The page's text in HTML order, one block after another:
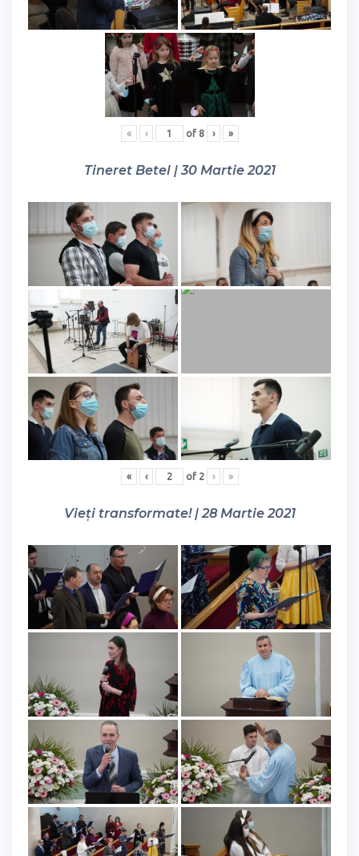
« ‹ of 8 › »
Tineret Betel | 30 Martie 2021
« ‹ of 2 › »
Vieți transformate! | 28 Martie 2021